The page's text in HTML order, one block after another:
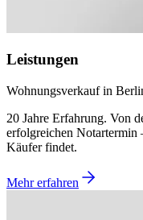
Leistungen
Wohnungsverkauf in
20 Jahre Erfahrung. Von
erfolgreichen Notartermin
Käufer findet.
Mehr erfahren